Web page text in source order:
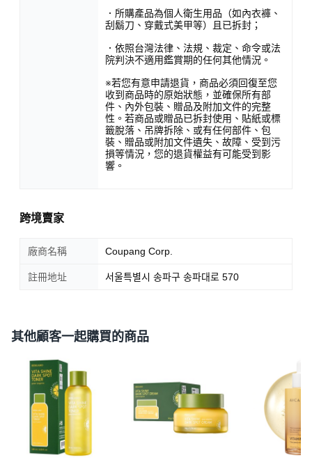
．所購產品為個人衛生用品（如內衣褲、
刮鬍刀、穿戴式美甲等）且已拆封；
．依照台灣法律、法規、裁定、命令或法
院判決不適用鑑賞期的任何其他情況。
※若您有意申請退貨，商品必須回復至您
收到商品時的原始狀態，並確保所有部
件、內外包裝、贈品及附加文件的完整
性。若商品或贈品已拆封使用、貼紙或標
籤脫落、吊牌拆除、或有任何部件、包
裝、贈品或附加文件遺失、故障、受到污
損等情況，您的退貨權益有可能受到影
響。
跨境賣家
廠商名稱 Coupang Corp.
註冊地址 서울특별시 송파구 송파대로 570
其他顧客一起購買的商品